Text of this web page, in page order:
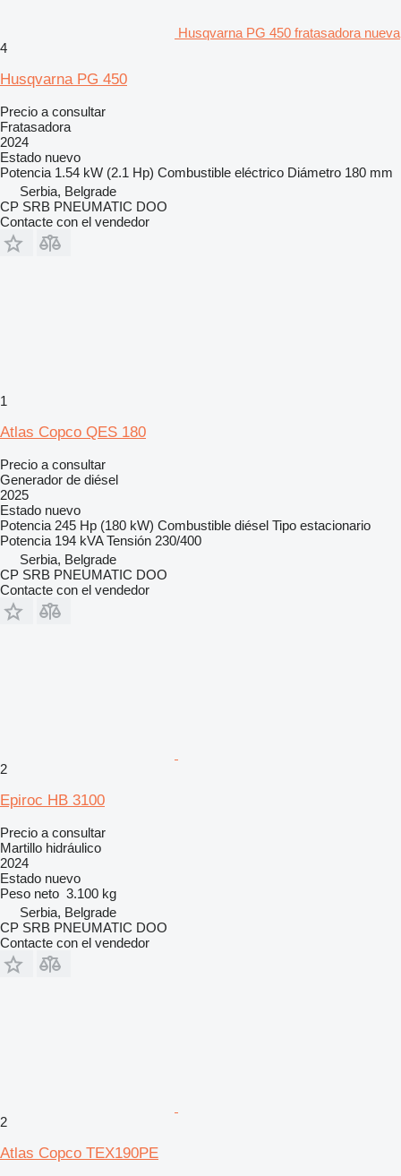
Husqvarna PG 450 fratasadora nueva
4
Husqvarna PG 450
Precio a consultar
Fratasadora
2024
Estado nuevo
Potencia 1.54 kW (2.1 Hp) Combustible eléctrico Diámetro 180 mm
Serbia, Belgrade
CP SRB PNEUMATIC DOO
Contacte con el vendedor
1
Atlas Copco QES 180
Precio a consultar
Generador de diésel
2025
Estado nuevo
Potencia 245 Hp (180 kW) Combustible diésel Tipo estacionario
Potencia 194 kVA Tensión 230/400
Serbia, Belgrade
CP SRB PNEUMATIC DOO
Contacte con el vendedor
2
Epiroc HB 3100
Precio a consultar
Martillo hidráulico
2024
Estado nuevo
Peso neto 3.100 kg
Serbia, Belgrade
CP SRB PNEUMATIC DOO
Contacte con el vendedor
2
Atlas Copco TEX190PE